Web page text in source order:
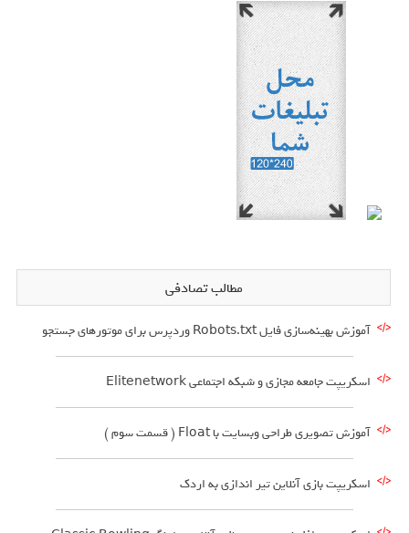
مطالب تصادفی
آموزش بهینه‌سازی فایل Robots.txt وردپرس برای موتورهای جستجو
اسکریپت جامعه مجازی و شبکه اجتماعی Elitenetwork
آموزش تصویری طراحی وبسایت با Float ( قسمت سوم )
اسکریپت بازی آنلاین تیر اندازی به اردک